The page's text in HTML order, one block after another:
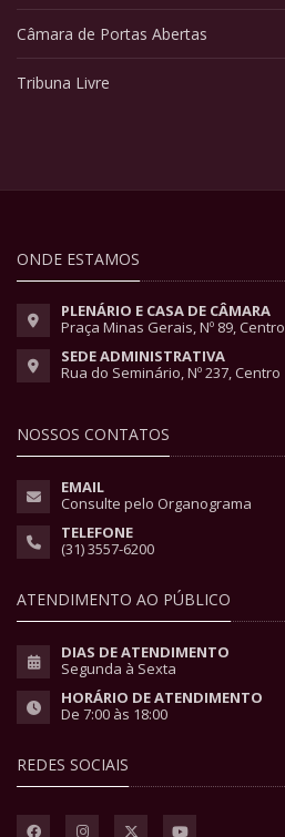
Câmara de Portas Abertas
Tribuna Livre
ONDE ESTAMOS
PLENÁRIO E CASA DE CÂMARA
Praça Minas Gerais, Nº 89, Centro
SEDE ADMINISTRATIVA
Rua do Seminário, Nº 237, Centro
NOSSOS CONTATOS
EMAIL
Consulte pelo Organograma
TELEFONE
(31) 3557-6200
ATENDIMENTO AO PÚBLICO
DIAS DE ATENDIMENTO
Segunda à Sexta
HORÁRIO DE ATENDIMENTO
De 7:00 às 18:00
REDES SOCIAIS